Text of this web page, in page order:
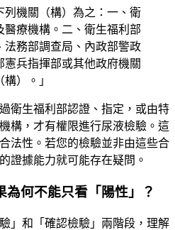
列機關（構）為之：一、衛
醫療機構。二、衛生福利部
法務部調查局、內政部警政
兵指揮部或其他政府機關
）。」
衛生福利部認證、指定，或由特
構，才有權限進行尿液檢驗。這
法性。若您的檢驗並非由這些合
證據能力就可能存在疑問。
為何不能只看「陽性」？
」和「確認檢驗」兩階段，理解